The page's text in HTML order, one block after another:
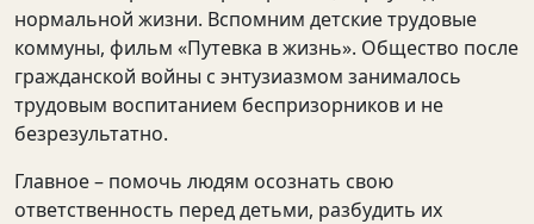
нормальной жизни. Вспомним детские трудовые
коммуны, фильм «Путевка в жизнь». Общество после
гражданской войны с энтузиазмом занималось
трудовым воспитанием беспризорников и не
безрезультатно.
Главное – помочь людям осознать свою
ответственность перед детьми, разбудить их